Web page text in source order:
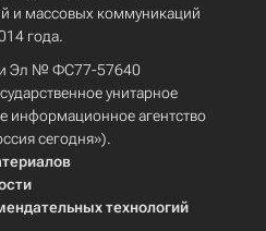
и массовых коммуникаций
года.
Эл № ФС77-57640
унитарное
информационное агентство
сегодня»).
технологий